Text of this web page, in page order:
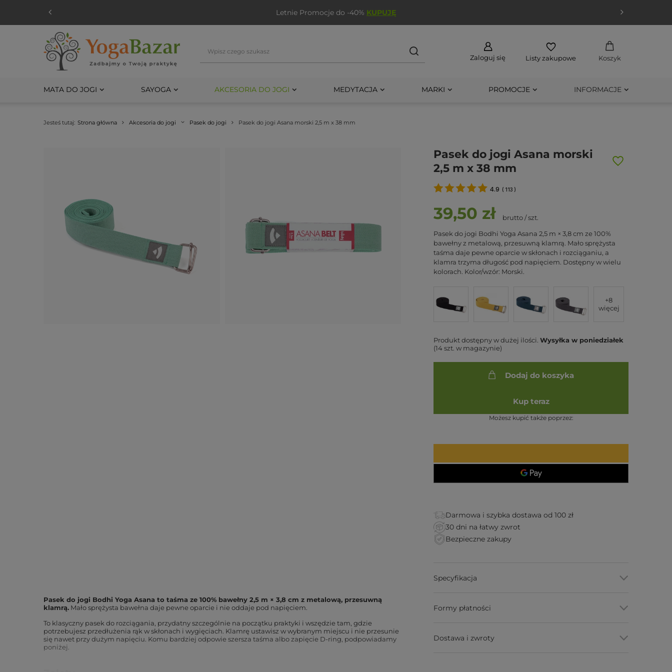
Letnie Promocje do -40% KUPUJĘ
Zaloguj się Listy zakupowe Koszyk
MATA DO JOGI SAYOGA AKCESORIA DO JOGI MEDYTACJA MARKI PROMOCJE INFORMACJE
Jesteś tutaj: Strona główna Akcesoria do jogi Pasek do jogi Pasek do jogi Asana morski 2,5 m x 38 mm
Pasek do jogi Asana morski
2,5 m x 38 mm
4.9 ( 113 )
39,50 zł brutto/szt.
Pasek do jogi Bodhi Yoga Asana 2,5 m × 3,8 cm ze 100%
bawełny z metalową, przesuwną klamrą. Mało sprężysta
taśma daje pewne oparcie w skłonach i rozciąganiu, a
klamra trzyma długość pod napięciem. Dostępny w wielu
kolorach. Kolor/wzór: Morski.
+8
więcej
Produkt dostępny w dużej ilości Wysyłkaw poniedziałek
(14 szt. w magazynie)
Dodaj do koszyka
Kup teraz
Możesz kupić także poprzez:
Darmowa i szybka dostawa od 100 zł
30 dni na łatwy zwrot
Bezpieczne zakupy
Pasek do jogi Bodhi Yoga Asana to taśma ze 100% bawełny 2,5 m × 3,8 cm z metalową, przesuwną
klamrą. Mało sprężysta bawełna daje pewne oparcie i nie oddaje pod napięciem.
To klasyczny pasek do rozciągania, przydatny szczególnie na początku praktyki i wszędzie tam, gdzie
potrzebujesz przedłużenia rąk w skłonach i wygięciach. Klamrę ustawisz w wybranym miejscu i nie przesunie
się nawet przy dużym napięciu. Komu bardziej odpowie szersza taśma albo zapięcie D-ring, podpowiadamy
poniżej.
Specyfikacja
Formy płatności
Dostawa i zwroty